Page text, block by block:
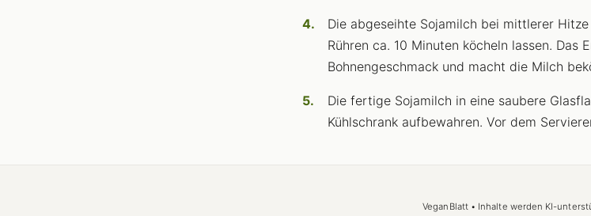
Die abgeseihte Sojamilch bei mittlerer
Rühren ca. 10 Minuten köcheln lassen. Das
Bohnengeschmack und macht die Milch
Die fertige Sojamilch in eine saubere
Kühlschrank aufbewahren. Vor dem
VeganBlatt • Inhalte werden KI-